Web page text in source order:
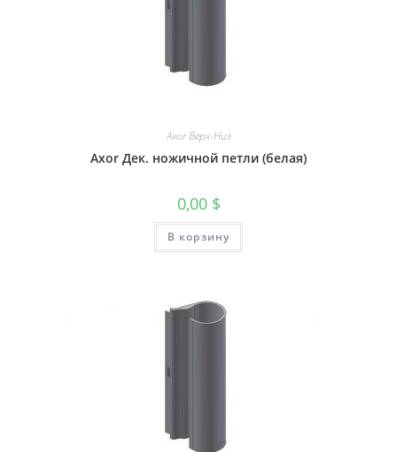
Axor Верх-Низ
Axor Дек. ножичной петли (белая)
0,00 $
В корзину